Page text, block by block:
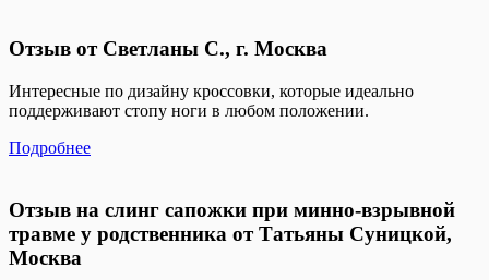
Отзыв от Светланы С., г. Москва
Интересные по дизайну кроссовки, которые идеально
поддерживают стопу ноги в любом положении.
Подробнее
Отзыв на слинг сапожки при минно-взрывной
травме у родственника от Татьяны Суницкой,
Москва